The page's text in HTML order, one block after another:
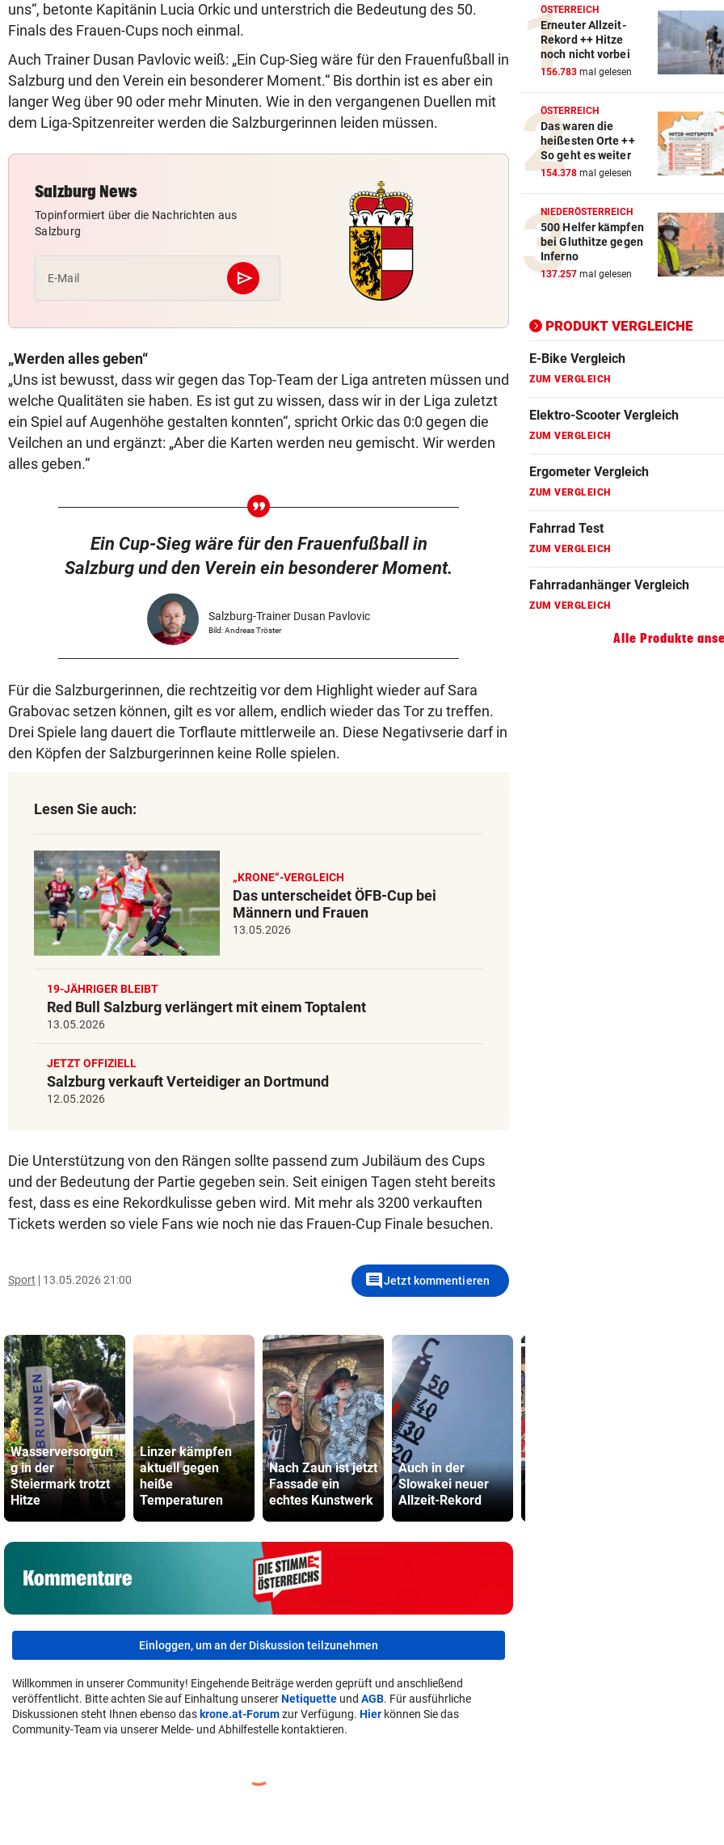
uns“, betonte Kapitänin Lucia Orkic und unterstrich die Bedeutung des 50.
Finals des Frauen-Cups noch einmal.
Auch Trainer Dusan Pavlovic weiß: „Ein Cup-Sieg wäre für den Frauenfußball in
Salzburg und den Verein ein besonderer Moment.“ Bis dorthin ist es aber ein
langer Weg über 90 oder mehr Minuten. Wie in den vergangenen Duellen mit
dem Liga-Spitzenreiter werden die Salzburgerinnen leiden müssen.
Salzburg News
Topinformiert über die Nachrichten aus
Salzburg
E-Mail send
Abschicken
„Werden alles geben“
„Uns ist bewusst, dass wir gegen das Top-Team der Liga antreten müssen und
welche Qualitäten sie haben. Es ist gut zu wissen, dass wir in der Liga zuletzt
ein Spiel auf Augenhöhe gestalten konnten“, spricht Orkic das 0:0 gegen die
Veilchen an und ergänzt: „Aber die Karten werden neu gemischt. Wir werden
alles geben.“
Ein Cup-Sieg wäre für den Frauenfußball in
Salzburg und den Verein ein besonderer Moment.
Salzburg-Trainer Dusan Pavlovic
Bild: Andreas Tröster
Für die Salzburgerinnen, die rechtzeitig vor dem Highlight wieder auf Sara
Grabovac setzen können, gilt es vor allem, endlich wieder das Tor zu treffen.
Drei Spiele lang dauert die Torflaute mittlerweile an. Diese Negativserie darf in
den Köpfen der Salzburgerinnen keine Rolle spielen.
Lesen Sie auch:
„KRONE“-VERGLEICH
Das unterscheidet ÖFB-Cup bei
Männern und Frauen
13.05.2026
19-JÄHRIGER BLEIBT
Red Bull Salzburg verlängert mit einem Toptalent
13.05.2026
JETZT OFFIZIELL
Salzburg verkauft Verteidiger an Dortmund
12.05.2026
Die Unterstützung von den Rängen sollte passend zum Jubiläum des Cups
und der Bedeutung der Partie gegeben sein. Seit einigen Tagen steht bereits
fest, dass es eine Rekordkulisse geben wird. Mit mehr als 3200 verkauften
Tickets werden so viele Fans wie noch nie das Frauen-Cup Finale besuchen.
Sport 13.05.2026 21:00 commentJetzt kommentieren
Wasserversorgun
g in der
Steiermark trotzt
Hitze
Linzer kämpfen
aktuell gegen
heiße
Temperaturen
Nach Zaun ist jetzt
Fassade ein
echtes Kunstwerk
Auch in der
Slowakei neuer
Allzeit-Rekord
Einloggen, um an der Diskussion teilzunehmen
Willkommen in unserer Community! Eingehende Beiträge werden geprüft und anschließend
veröffentlicht. Bitte achten Sie auf Einhaltung unsererNetiquette und AGB. Für ausführliche
Diskussionen steht Ihnen ebenso das krone.at-Forumzur Verfügung. Hier können Sie das
Community-Team via unserer Melde- und Abhilfestelle kontaktieren.
ÖSTERREICH
Erneuter Allzeit-
Rekord ++ Hitze
noch nicht vorbei
156.783 mal gelesen
ÖSTERREICH
Das waren die
heißesten Orte ++
So geht es weiter
154.378 mal gelesen
NIEDERÖSTERREICH
500 Helfer kämpfen
bei Gluthitze gegen
Inferno
137.257 mal gelesen
PRODUKT VERGLEICHE
Action-Cam Vergleich
ZUM VERGLEICH
Crosstrainer Vergleich
ZUM VERGLEICH
ZUM VERGLEICH
Elektro-Scooter Vergleich
ZUM VERGLEICH
ZUM VERGLEICH
Fahrrad Test
ZUM VERGLEICH
Fahrradanhänger Vergleich
ZUM VERGLEICH
Faszienrolle Vergleich
ZUM VERGLEICH
Hoverboard Vergleich
ZUM VERGLEICH
Kinderfahrrad Vergleich
ZUM VERGLEICH
Alle Produkte